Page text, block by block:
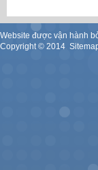
Website được vận hành
Copyright © 2014.